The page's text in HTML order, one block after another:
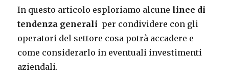
In questo articolo esploriamo alcune linee di
tendenza generali per condividere con gli
operatori del settore cosa potrà accadere e
come considerarlo in eventuali investimenti
aziendali.